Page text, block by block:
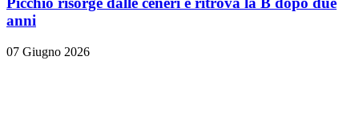
anni
07 Giugno 2026